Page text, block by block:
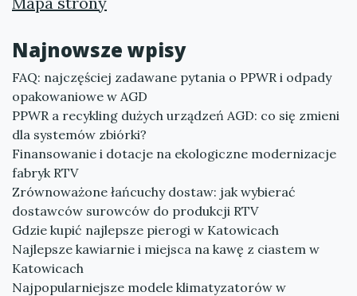
Najnowsze wpisy
FAQ: najczęściej zadawane pytania o PPWR i odpady
opakowaniowe w AGD
PPWR a recykling dużych urządzeń AGD: co się zmieni
dla systemów zbiórki?
Finansowanie i dotacje na ekologiczne modernizacje
fabryk RTV
Zrównoważone łańcuchy dostaw: jak wybierać
dostawców surowców do produkcji RTV
Gdzie kupić najlepsze pierogi w Katowicach
Najlepsze kawiarnie i miejsca na kawę z ciastem w
Katowicach
Najpopularniejsze modele klimatyzatorów w